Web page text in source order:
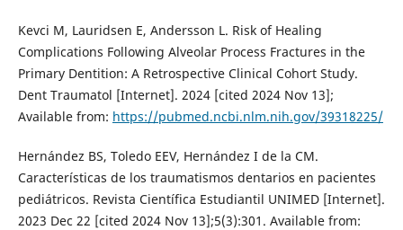
Kevci M, Lauridsen E, Andersson L. Risk of Healing
Complications Following Alveolar Process Fractures in the
Primary Dentition: A Retrospective Clinical Cohort Study.
Dent Traumatol [Internet]. 2024 [cited 2024 Nov 13];
Available from: https://pubmed.ncbi.nlm.nih.gov/39318225/
Hernández BS, Toledo EEV, Hernández I de la CM.
Características de los traumatismos dentarios en pacientes
pediátricos. Revista Científica Estudiantil UNIMED [Internet].
2023 Dec 22 [cited 2024 Nov 13];5(3):301. Available from: